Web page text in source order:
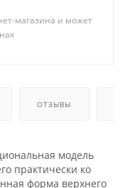
магазина и может
ОТЗЫВЫ
модель
практически ко
форма верхнего